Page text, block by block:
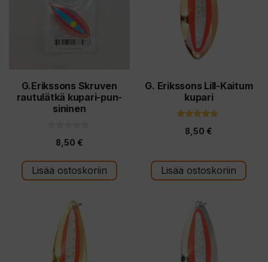
G.Erikssons Skruven
rautulätkä kupari-pun-
sininen
s
t
ä
8,50 €
Lisää ostoskoriin
G. Erikssons Lill-Kaitum
kupari
5:stä
8,50 €
Lisää ostoskoriin